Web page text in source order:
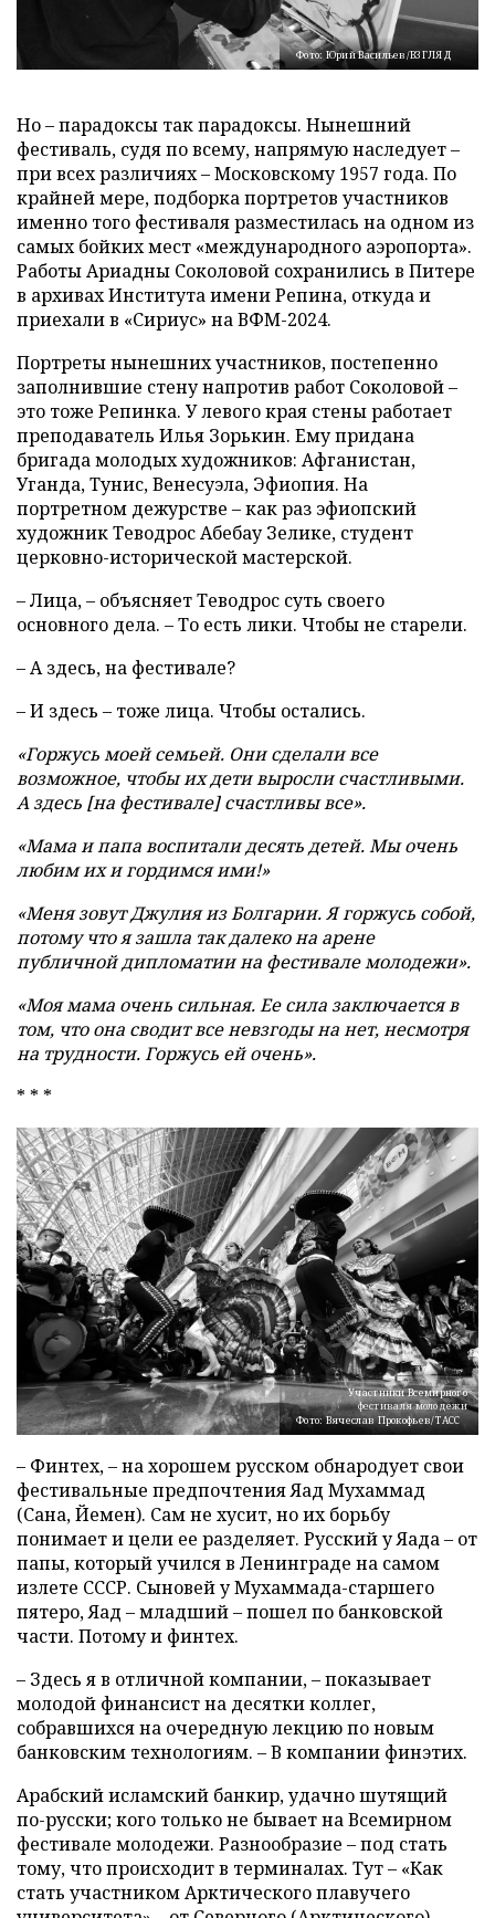
Фото: Юрий Васильев/ВЗГЛЯД
Но – парадоксы так парадоксы. Нынешний
фестиваль, судя по всему, напрямую наследует –
при всех различиях – Московскому 1957 года. По
крайней мере, подборка портретов участников
именно того фестиваля разместилась на одном из
самых бойких мест «международного аэропорта».
Работы Ариадны Соколовой сохранились в Питере
в архивах Института имени Репина, откуда и
приехали в «Сириус» на ВФМ-2024.
Портреты нынешних участников, постепенно
заполнившие стену напротив работ Соколовой –
это тоже Репинка. У левого края стены работает
преподаватель Илья Зорькин. Ему придана
бригада молодых художников: Афганистан,
Уганда, Тунис, Венесуэла, Эфиопия. На
портретном дежурстве – как раз эфиопский
художник Теводрос Абебау Зелике, студент
церковно-исторической мастерской.
– Лица, – объясняет Теводрос суть своего
основного дела. – То есть лики. Чтобы не старели.
– А здесь, на фестивале?
– И здесь – тоже лица. Чтобы остались.
«Горжусь моей семьей. Они сделали все
возможное, чтобы их дети выросли счастливыми.
А здесь [на фестивале] счастливы все».
«Мама и папа воспитали десять детей. Мы очень
любим их и гордимся ими!»
«Меня зовут Джулия из Болгарии. Я горжусь собой,
потому что я зашла так далеко на арене
публичной дипломатии на фестивале молодежи».
«Моя мама очень сильная. Ее сила заключается в
том, что она сводит все невзгоды на нет, несмотря
на трудности. Горжусь ей очень».
* * *
Участники Всемирного
фестиваля молодежи
Фото: Вячеслав Прокофьев/ТАСС
– Финтех, – на хорошем русском обнародует свои
фестивальные предпочтения Яад Мухаммад
(Сана, Йемен). Сам не хусит, но их борьбу
понимает и цели ее разделяет. Русский у Яада – от
папы, который учился в Ленинграде на самом
излете СССР. Сыновей у Мухаммада-старшего
пятеро, Яад – младший – пошел по банковской
части. Потому и финтех.
– Здесь я в отличной компании, – показывает
молодой финансист на десятки коллег,
собравшихся на очередную лекцию по новым
банковским технологиям. – В компании финэтих.
Арабский исламский банкир, удачно шутящий
по-русски; кого только не бывает на Всемирном
фестивале молодежи. Разнообразие – под стать
тому, что происходит в терминалах. Тут – «Как
стать участником Арктического плавучего